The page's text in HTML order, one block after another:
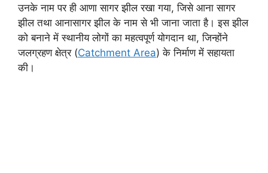
उनके नाम पर ही आणा सागर झील रखा गया, जिसे आना सागर
झील तथा आनासागर झील के नाम से भी जाना जाता है। इस झील
को बनाने में स्थानीय लोगों का महत्वपूर्ण योगदान था, जिन्होंने
जलग्रहण क्षेत्र (Catchment Area) के निर्माण में सहायता
की।